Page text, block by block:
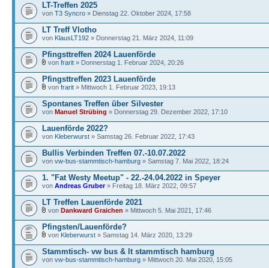
LT-Treffen 2025
von T3 Syncro » Dienstag 22. Oktober 2024, 17:58
LT Treff Vlotho
von KlausLT192 » Donnerstag 21. März 2024, 11:09
Pfingsttreffen 2024 Lauenförde
von frarit » Donnerstag 1. Februar 2024, 20:26
Pfingsttreffen 2023 Lauenförde
von frarit » Mittwoch 1. Februar 2023, 19:13
Spontanes Treffen über Silvester
von Manuel Strübing » Donnerstag 29. Dezember 2022, 17:10
Lauenförde 2022?
von Kleberwurst » Samstag 26. Februar 2022, 17:43
Bullis Verbinden Treffen 07.-10.07.2022
von vw-bus-stammtisch-hamburg » Samstag 7. Mai 2022, 18:24
1. "Fat Westy Meetup" - 22.-24.04.2022 in Speyer
von Andreas Gruber» Freitag 18. März 2022, 09:57
LT Treffen Lauenförde 2021
von Dankward Graichen » Mittwoch 5. Mai 2021, 17:46
Pfingsten/Lauenförde?
von Kleberwurst » Samstag 14. März 2020, 13:29
Stammtisch- vw bus & lt stammtisch hamburg
von vw-bus-stammtisch-hamburg » Mittwoch 20. Mai 2020, 15:05